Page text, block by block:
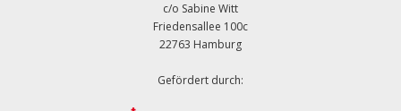
c/o Sabine Witt
Friedensallee 100c
22763 Hamburg
Gefördert durch: